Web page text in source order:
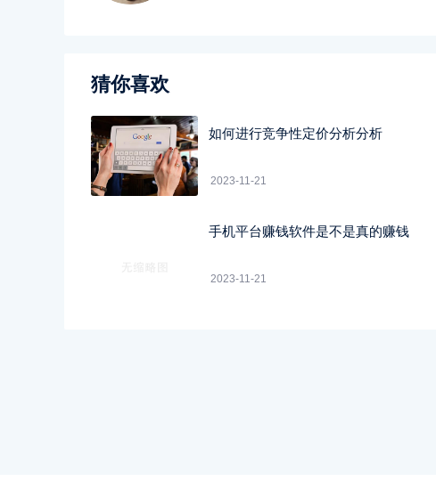
猜你喜欢
如何进行竞争性定价分析分析
2023-11-21
手机平台赚钱软件是不是真的赚钱
2023-11-21